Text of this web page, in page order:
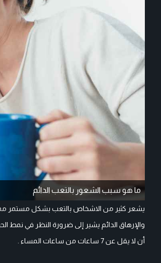
ما هو سبب الشعور بالتعب الدائم
يشعر كثير من الاشخاص بالتعب بشكل مستمر مما
والإرهاق الدائم يشير إلى ضرورة النظر في نمط
أن لا يقل عن 7 ساعات من ساعات المساء .